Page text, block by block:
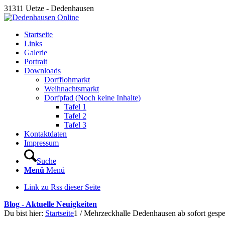
31311 Uetze - Dedenhausen
Startseite
Links
Galerie
Portrait
Downloads
Dorfflohmarkt
Weihnachtsmarkt
Dorfpfad (Noch keine Inhalte)
Tafel 1
Tafel 2
Tafel 3
Kontaktdaten
Impressum
Suche
Menü Menü
Link zu Rss dieser Seite
Blog - Aktuelle Neuigkeiten
Du bist hier: Startseite1 / Mehrzeckhalle Dedenhausen ab sofort